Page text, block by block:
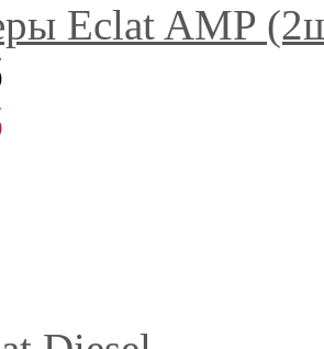
Eclat AMP